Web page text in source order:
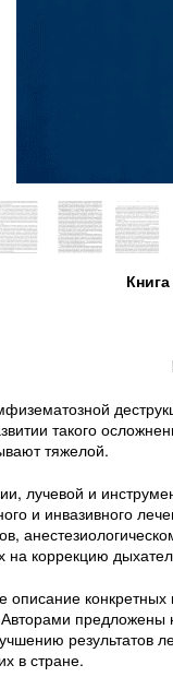
такого
тяжелой.
лучевой и
и инвазивного
коррекцию
описание
Авторами
результатов
в стране.